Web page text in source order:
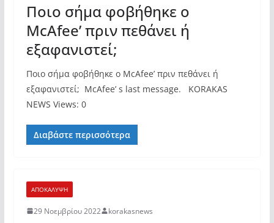
Ποιο σήμα φοβήθηκε ο
McAfee’ πριν πεθάνει ή
εξαφανιστεί;
Ποιο σήμα φοβήθηκε ο McAfee’ πριν πεθάνει ή
εξαφανιστεί; McAfee’ s last message. KORAKAS
NEWS Views: 0
Διαβάστε περισσότερα
ΑΠΟΚΑΛΥΨΗ
29 Νοεμβρίου 2022 korakasnews